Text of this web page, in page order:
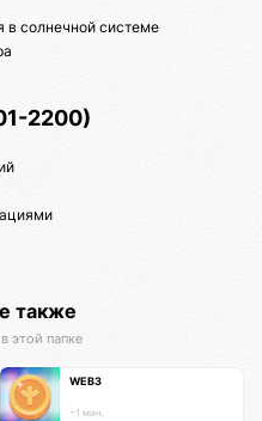
солнечной системе
2200)
также
этой папке
WEB3
~1 мин.